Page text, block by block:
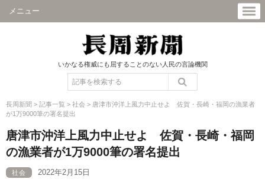
メニュー
いかなる権威にも屈することのない人民の言論機関
長周新聞 > 記事一覧 > 社会 > 唐津市沖洋上風力中止せよ 佐賀・長崎・福岡の漁業者
が1万9000筆の署名提出
唐津市沖洋上風力中止せよ 佐賀・長崎・福岡
の漁業者が1万9000筆の署名提出
社会 2022年2月15日